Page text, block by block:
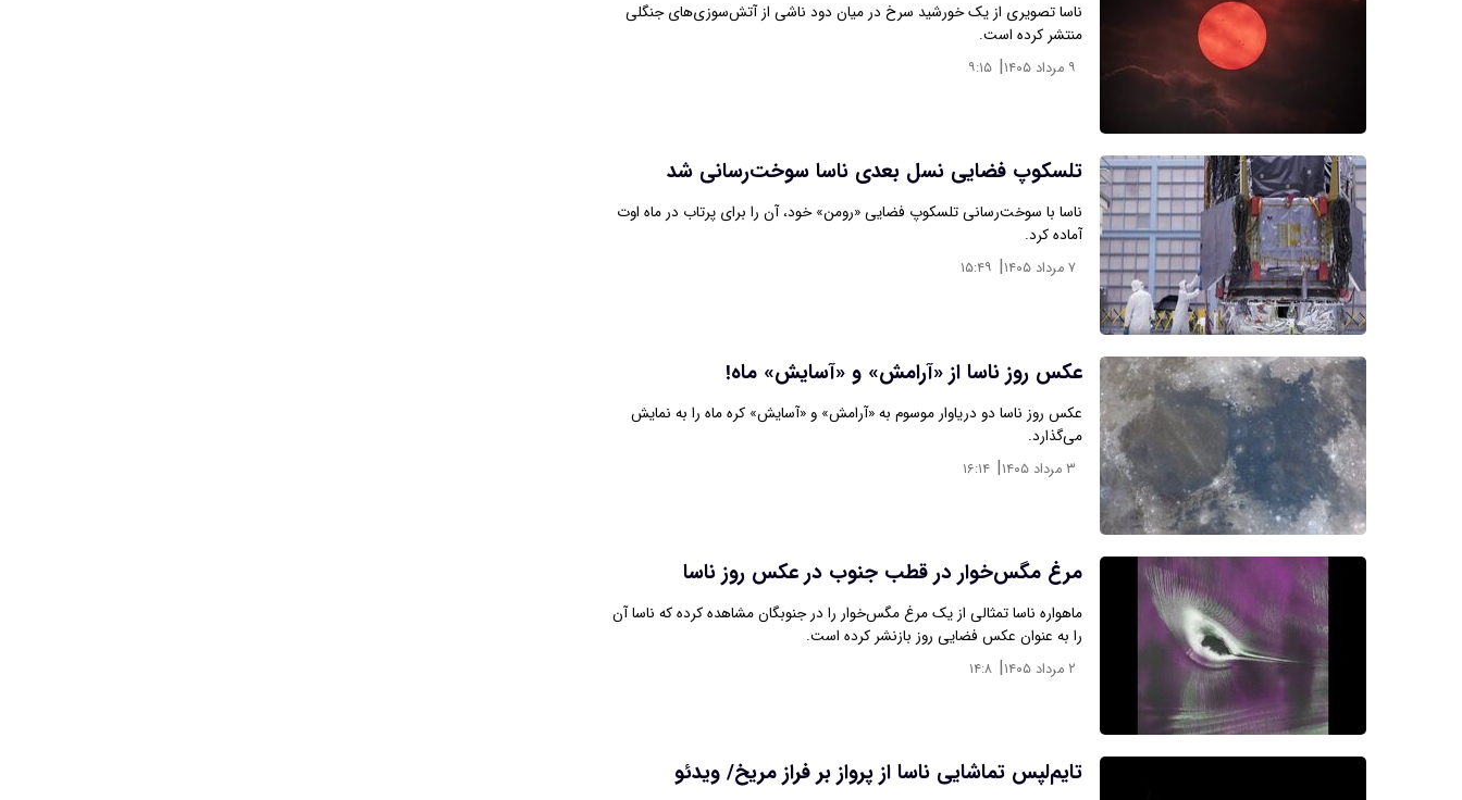
ناسا تصویری‌ از یک خورشید سرخ در میان دود ناشی از آتش‌سوزی‌های جنگلی
منتشر کرده است.
۹ مرداد ۱۴۰۵ | ۹:۱۵
تلسکوپ فضایی نسل بعدی ناسا سوخت‌رسانی شد
ناسا با سوخت‌رسانی تلسکوپ فضایی «رومن» خود، آن را برای پرتاب در ماه اوت
آماده کرد.
۷ مرداد ۱۴۰۵ | ۱۵:۴۹
عکس روز ناسا از «آرامش» و «آسایش» ماه!
عکس روز ناسا دو دریاوار موسوم به «آرامش» و «آسایش» کره ماه را به نمایش
می‌گذارد.
۳ مرداد ۱۴۰۵ | ۱۶:۱۴
مرغ مگس‌خوار در قطب جنوب در عکس روز ناسا
ماهواره ناسا تمثالی از یک مرغ مگس‌خوار را در جنوبگان مشاهده کرده که ناسا آن
را به عنوان عکس فضایی روز بازنشر کرده است.
۲ مرداد ۱۴۰۵ | ۱۴:۸
تایم‌لپس تماشایی ناسا از پرواز بر فراز مریخ/ ویدئو